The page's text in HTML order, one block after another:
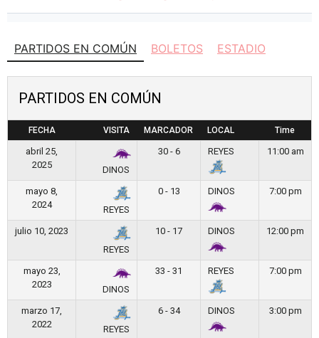
PARTIDOS EN COMÚN BOLETOS ESTADIO
PARTIDOS EN COMÚN
FECHA VISITA MARCADOR LOCAL Time
abril 25,
2025
DINOS
30 - 6 REYES 11:00 am
mayo 8,
2024
REYES
0 - 13 DINOS 7:00 pm
julio 10, 2023
REYES
10 - 17 DINOS 12:00 pm
mayo 23,
2023
DINOS
33 - 31 REYES 7:00 pm
marzo 17,
2022
REYES
6 - 34 DINOS 3:00 pm